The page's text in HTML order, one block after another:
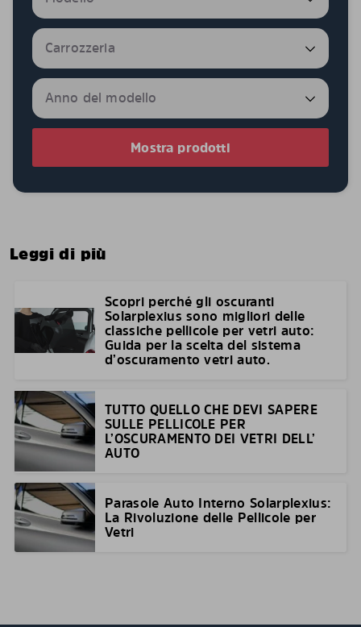
Mostra prodotti
Leggi di più
Scopri perché gli oscuranti
Solarplexius sono migliori delle
classiche pellicole per vetri auto:
Guida per la scelta del sistema
d’oscuramento vetri auto.
TUTTO QUELLO CHE DEVI SAPERE
SULLE PELLICOLE PER
L’OSCURAMENTO DEI VETRI DELL’
AUTO
Parasole Auto Interno Solarplexius:
La Rivoluzione delle Pellicole per
Vetri